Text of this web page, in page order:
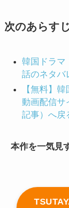
次のあらす
韓国ドラマ
話のネタバ
【無料】
動画配信サ
記事）へ戻
本作を一気見